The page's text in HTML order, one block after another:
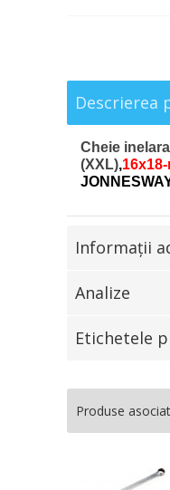
Descrierea
Cheie
(XXL),
Informaţii
Analize
Etichetele
Produse